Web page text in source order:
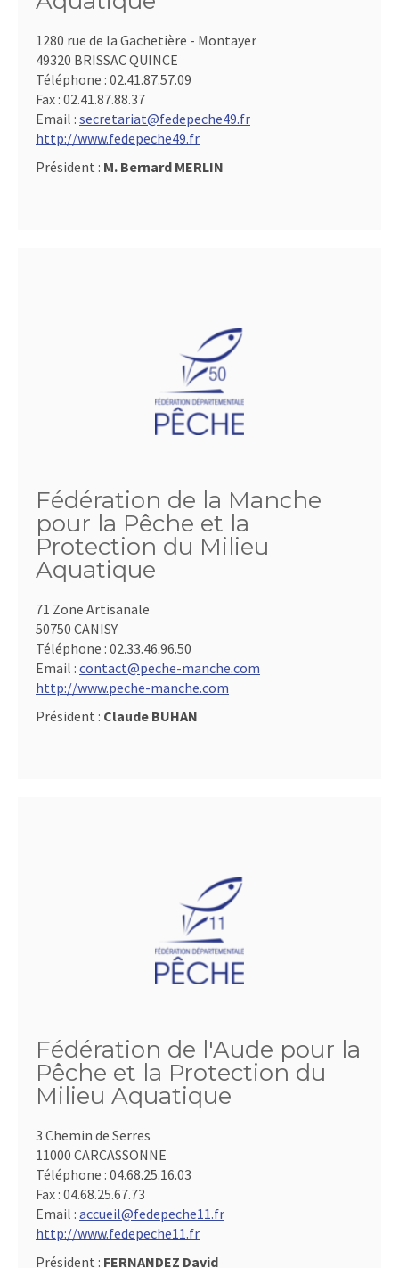
1280 rue de la Gachetière - Montayer
49320 BRISSAC QUINCE
Téléphone : 02.41.87.57.09
Fax : 02.41.87.88.37
Email : secretariat@fedepeche49.fr
http://www.fedepeche49.fr
Président : M. Bernard MERLIN
Fédération de la Manche
pour la Pêche et la
Protection du Milieu
Aquatique
71 Zone Artisanale
50750 CANISY
Téléphone : 02.33.46.96.50
Email : contact@peche-manche.com
http://www.peche-manche.com
Président : Claude BUHAN
Fédération de l'Aude pour la
Pêche et la Protection du
Milieu Aquatique
3 Chemin de Serres
11000 CARCASSONNE
Téléphone : 04.68.25.16.03
Fax : 04.68.25.67.73
Email : accueil@fedepeche11.fr
http://www.fedepeche11.fr
Président : FERNANDEZ David